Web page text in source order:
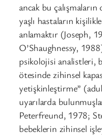
ancak bu
yaşlı hastaların
anlamaktır (Joseph,
O’Shaughnessy,
psikolojisi analistleri,
ötesinde zihinsel
yetişkinleştirme”
uyarılarda
Peterfreund, 1978;
bebeklerin zihinsel